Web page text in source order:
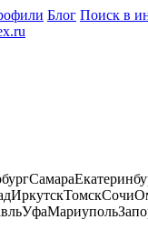
Блог Поиск в
Самара
ИркутскТомскСочи
УфаМариуполь